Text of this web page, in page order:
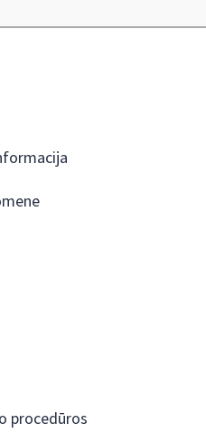
procedūros